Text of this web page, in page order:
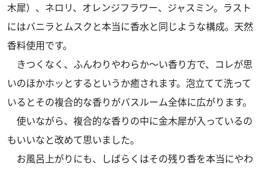
木犀）、ネロリ、オレンジフラワー、ジャスミン。ラスト
にはバニラとムスクと本当に香水と同じような構成。天然
香料使用です。
きつくなく、ふんわりやわらか～い香り方で、コレが思
いのほかホッとするというか癒されます。泡立てて洗って
いるとその複合的な香りがバスルーム全体に広がります。
使いながら、複合的な香りの中に金木犀が入っているの
もいいなと改めて思いました。
お風呂上がりにも、しばらくはその残り香を本当にやわ